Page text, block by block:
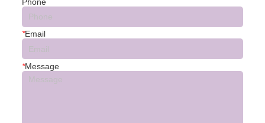
*Email
*Message